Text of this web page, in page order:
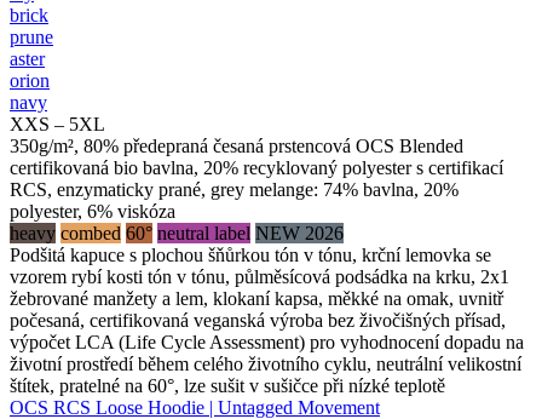
brick
prune
aster
orion
navy
XXS – 5XL
350g/m², 80% předepraná česaná prstencová OCS Blended
certifikovaná bio bavlna, 20% recyklovaný polyester s certifikací
RCS, enzymaticky prané, grey melange: 74% bavlna, 20%
polyester, 6% viskóza
heavy combed 60° neutral label NEW 2026
Podšitá kapuce s plochou šňůrkou tón v tónu, krční lemovka se
vzorem rybí kosti tón v tónu, půlměsícová podsádka na krku, 2x1
žebrované manžety a lem, klokaní kapsa, měkké na omak, uvnitř
počesaná, certifikovaná veganská výroba bez živočišných přísad,
výpočet LCA (Life Cycle Assessment) pro vyhodnocení dopadu na
životní prostředí během celého životního cyklu, neutrální velikostní
štítek, pratelné na 60°, lze sušit v sušičce při nízké teplotě
OCS RCS Loose Hoodie | Untagged Movement